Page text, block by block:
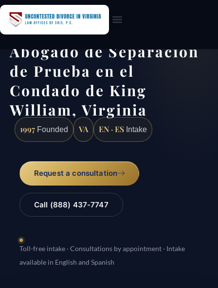
Abogado de Separación
de Prueba en el
Condado de King
William, Virginia
1997 Founded VA EN · ES Intake
Request a consultation
Call (888) 437-7747
Toll-free intake · Consultations by appointment · Intake
available in English and Spanish